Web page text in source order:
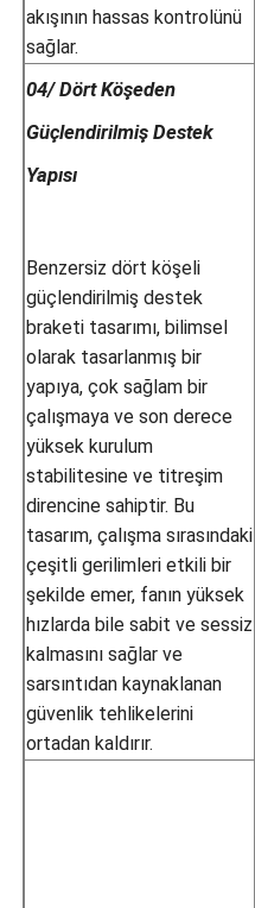
akışının hassas kontrolünü
sağlar.
04/ Dört Köşeden
Güçlendirilmiş Destek
Yapısı
Benzersiz dört köşeli
güçlendirilmiş destek
braketi tasarımı, bilimsel
olarak tasarlanmış bir
yapıya, çok sağlam bir
çalışmaya ve son derece
yüksek kurulum
stabilitesine ve titreşim
direncine sahiptir. Bu
tasarım, çalışma sırasındaki
çeşitli gerilimleri etkili bir
şekilde emer, fanın yüksek
hızlarda bile sabit ve sessiz
kalmasını sağlar ve
sarsıntıdan kaynaklanan
güvenlik tehlikelerini
ortadan kaldırır.